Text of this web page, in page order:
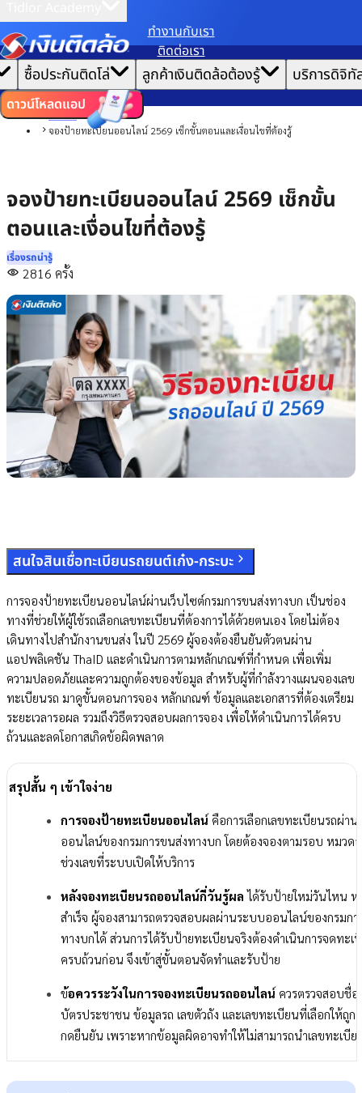
ทํางานกับเรา
ติดต่อเรา
| ซื้อประกันติดโล่ ลูกค้าเงินติดล้อต้องรู้ บริการดิจิทั
ดาวน์โหลดแอป
หน้าแรก
บทความ
เรื่องรถน่ารู้
รถยนต์
จองป้ายทะเบียนออนไลน์ 2569 เช็กขั้นตอนและเงื่อนไขที่ต้องรู้
จองป้ายทะเบียนออนไลน์ 2569 เช็กขั้น
ตอนและเงื่อนไขที่ต้องรู้
เรื่องรถน่ารู้
2816 ครั้ง
สนใจสินเชื่อทะเบียนรถยนต์เก๋ง-กระบะ
การจองป้ายทะเบียนออนไลน์ผ่านเว็บไซต์กรมการขนส่งทางบก เป็นช่อง
ทางที่ช่วยให้ผู้ใช้รถเลือกเลขทะเบียนที่ต้องการได้ด้วยตนเอง โดยไม่ต้อง
เดินทางไปสำนักงานขนส่ง ในปี 2569 ผู้จองต้องยืนยันตัวตนผ่าน
แอปพลิเคชัน ThaID และดำเนินการตามหลักเกณฑ์ที่กำหนด เพื่อเพิ่ม
ความปลอดภัยและความถูกต้องของข้อมูล สำหรับผู้ที่กำลังวางแผนจองเลข
ทะเบียนรถ มาดูขั้นตอนการจอง หลักเกณฑ์ ข้อมูลและเอกสารที่ต้องเตรียม
ระยะเวลารอผล รวมถึงวิธีตรวจสอบผลการจอง เพื่อให้ดำเนินการได้ครบ
ถ้วนและลดโอกาสเกิดข้อผิดพลาด
สรุปสั้น ๆ เข้าใจง่าย
การจองป้ายทะเบียนออนไลน คือการเลือกเลขทะเบียนรถผ่า
ออนไลน์ของกรมการขนส่งทางบก โดยต้องจองตามรอบ หมวด
ช่วงเลขที่ระบบเปิดให้บริการ
หลังจองทะเบียนรถออนไลน์กี่วันรู้ผล ได้รับป้ายใหม่วันไหน ห
สำเร็จ ผู้จองสามารถตรวจสอบผลผ่านระบบออนไลน์ของกรมก
ทางบกได้ ส่วนการได้รับป้ายทะเบียนจริงต้องดำเนินการจดทะเ
ครบถ้วนก่อน จึงเข้าสู่ขั้นตอนจัดทำและรับป้าย
ข้อควรระวังในการจองทะเบียนรถออนไลน ควรตรวจสอบชื่อ
บัตรประชาชน ข้อมูลรถ เลขตัวถัง และเลขทะเบียนที่เลือกให้ถูก
กดยืนยัน เพราะหากข้อมูลผิดอาจทำให้ไม่สามารถนำเลขทะเบีย
เราขอเก็บข้อมูลตาม นโยบายการใช้คุกกี้เพื่อมอบประสบการณ์การใช้งานเว็บไซต์ที่ดีที่สุดให้
คุณ
ตั้งค่าคุกกี้ ยอมรับคุกกี้ทั้งหมด